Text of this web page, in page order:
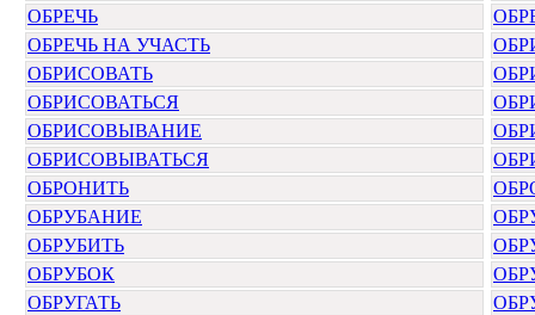
ОБРЕЧЬ
ОБРЕЧЬ НА УЧАСТЬ
ОБРИСОВАТЬ
ОБРИСОВАТЬСЯ
ОБРИСОВЫВАНИЕ
ОБРИСОВЫВАТЬСЯ
ОБРОНИТЬ
ОБРУБАНИЕ
ОБРУБИТЬ
ОБРУБОК
ОБРУГАТЬ